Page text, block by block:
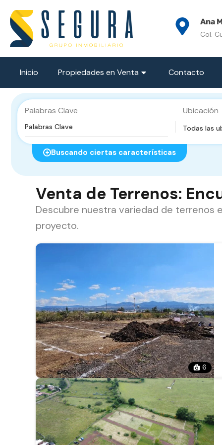
Ana
Col.
Inicio Propiedades en Venta Contacto
Palabras Clave Ubicación
Todas las
Buscando ciertas características
Venta de Terrenos:
Descubre nuestra variedad de terrenos
proyecto.
6